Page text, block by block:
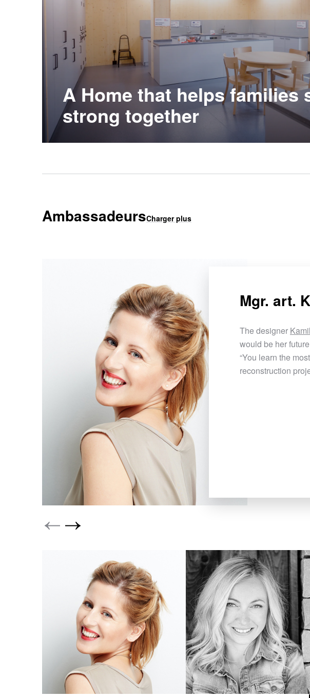
A Home that helps families
strong together
AmbassadeursCharger plus
Mgr. art.
The designer
would be her
“You learn the
reconstruction